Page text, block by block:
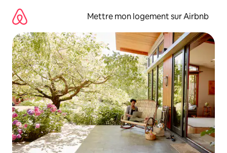
directement
contenu
Mettre mon logement sur Airbnb